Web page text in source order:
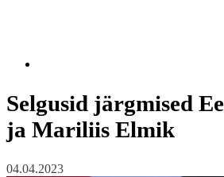
Selgusid järgmised
ja Mariliis Elmik
04.04.2023